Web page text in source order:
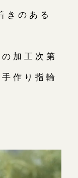
きのある
加工次第
作り指輪